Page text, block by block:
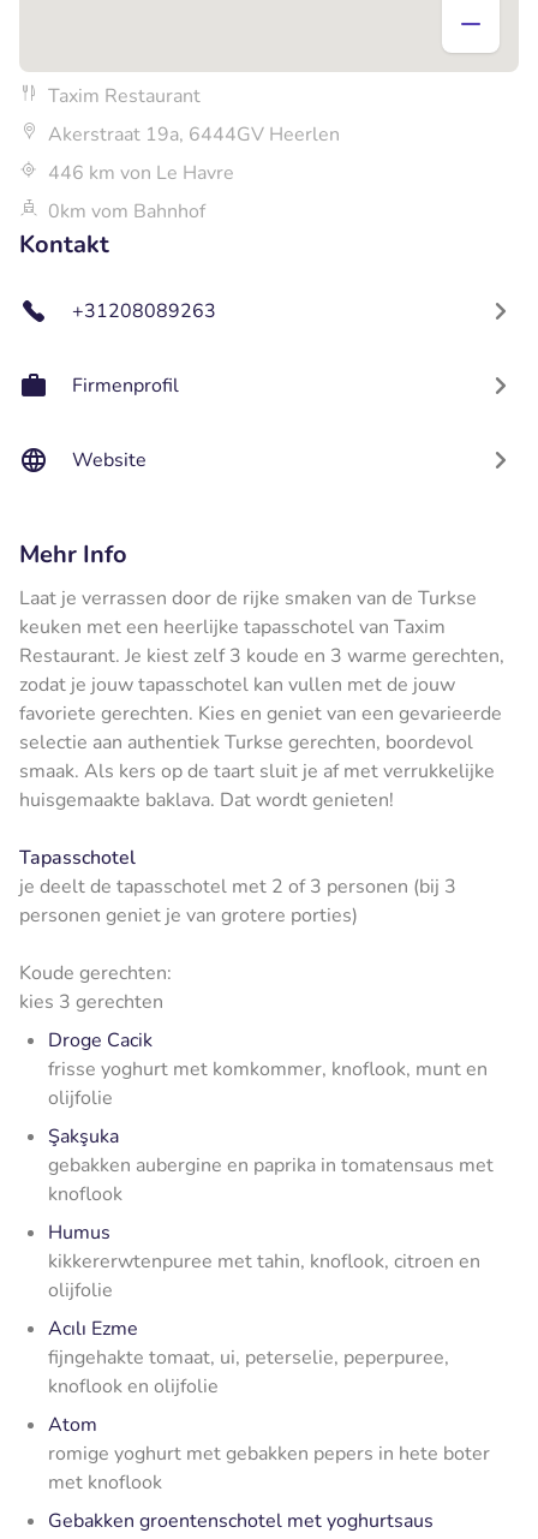
Taxim Restaurant
Akerstraat 19a, 6444GV Heerlen
446 km von Le Havre
0km vom Bahnhof
Kontakt
+31208089263
Firmenprofil
Website
Mehr Info
Laat je verrassen door de rijke smaken van de Turkse
keuken met een heerlijke tapasschotel van Taxim
Restaurant. Je kiest zelf 3 koude en 3 warme gerechten,
zodat je jouw tapasschotel kan vullen met de jouw
favoriete gerechten. Kies en geniet van een gevarieerde
selectie aan authentiek Turkse gerechten, boordevol
smaak. Als kers op de taart sluit je af met verrukkelijke
huisgemaakte baklava. Dat wordt genieten!
Tapasschotel
je deelt de tapasschotel met 2 of 3 personen (bij 3
personen geniet je van grotere porties)
Koude gerechten:
kies 3 gerechten
Droge Cacik
frisse yoghurt met komkommer, knoflook, munt en
olijfolie
Şakşuka
gebakken aubergine en paprika in tomatensaus met
knoflook
Humus
kikkererwtenpuree met tahin, knoflook, citroen en
olijfolie
Acılı Ezme
fijngehakte tomaat, ui, peterselie, peperpuree,
knoflook en olijfolie
Atom
romige yoghurt met gebakken pepers in hete boter
met knoflook
Gebakken groentenschotel met yoghurtsaus